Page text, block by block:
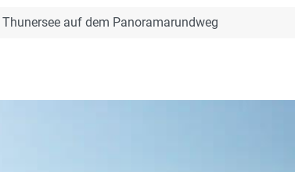
auf dem Panoramarundweg